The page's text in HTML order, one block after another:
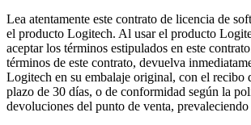
Lea atentamente este contrato de licencia de
el producto Logitech. Al usar el producto
aceptar los términos estipulados en este
términos de este contrato, devuelva
Logitech en su embalaje original, con el recibo
plazo de 30 días, o de conformidad según la
devoluciones del punto de venta,